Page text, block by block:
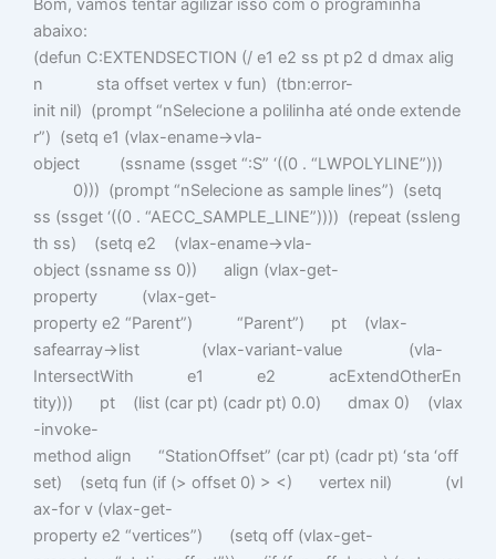
Bom, vamos tentar agilizar isso com o programinha
abaixo:
(defun C:EXTENDSECTION (/ e1 e2 ss pt p2 d dmax alig
n sta offset vertex v fun) (tbn:error-
init nil) (prompt “nSelecione a polilinha até onde extende
r”) (setq e1 (vlax-ename->vla-
object (ssname (ssget “:S” ‘((0 . “LWPOLYLINE”)))
0))) (prompt “nSelecione as sample lines”) (setq
ss (ssget ‘((0 . “AECC_SAMPLE_LINE”)))) (repeat (ssleng
th ss) (setq e2 (vlax-ename->vla-
object (ssname ss 0)) align (vlax-get-
property (vlax-get-
property e2 “Parent”) “Parent”) pt (vlax-
safearray->list (vlax-variant-value (vla-
IntersectWith e1 e2 acExtendOtherEn
tity))) pt (list (car pt) (cadr pt) 0.0) dmax 0) (vlax
-invoke-
method align “StationOffset” (car pt) (cadr pt) ‘sta ‘off
set) (setq fun (if (> offset 0) > <) vertex nil) (vl
ax-for v (vlax-get-
property e2 “vertices”) (setq off (vlax-get-